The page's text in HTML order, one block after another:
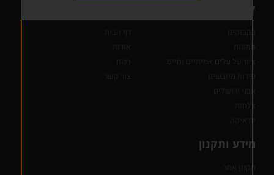
קטגורית מוצרים
בקבוקים
תמונות
ציור על עלים אמיתיים וחיים
פירות מיובשים
אבני ירושלים
צלחות
יודאיקה
דף הבית
אודות
חנות
צור קשר
מידע ותקנון
תקנון אתר